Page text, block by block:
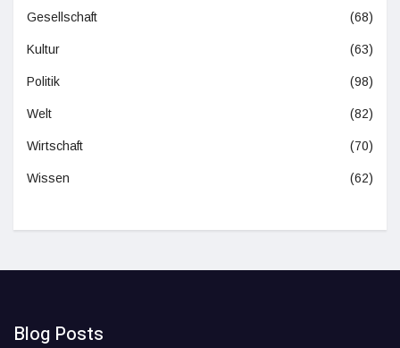
Gesellschaft (68)
Kultur (63)
Politik (98)
Welt (82)
Wirtschaft (70)
Wissen (62)
Blog Posts